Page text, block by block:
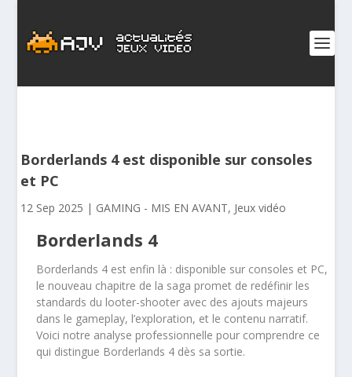
Borderlands 4 est disponible sur consoles
et PC
12 Sep 2025 | GAMING - MIS EN AVANT, Jeux vidéo
Borderlands 4
Borderlands 4 est enfin là : disponible sur consoles et PC,
le nouveau chapitre de la saga promet de redéfinir les
standards du looter-shooter avec des ajouts majeurs
dans le gameplay, l’exploration, et le contenu narratif.
Voici notre analyse professionnelle pour comprendre ce
qui distingue Borderlands 4 dès sa sortie.